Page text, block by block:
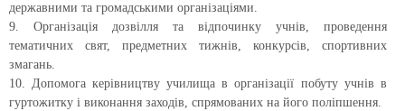
державними та громадськими організаціями.
9. Організація дозвілля та відпочинку учнів, проведення
тематичних свят, предметних тижнів, конкурсів, спортивних
змагань.
10. Допомога керівництву училища в організації побуту учнів в
гуртожитку і виконання заходів, спрямованих на його поліпшення.